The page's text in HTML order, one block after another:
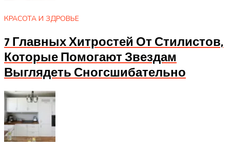
КРАСОТА И ЗДРОВЬЕ
7 Главных Хитростей От Стилистов,
Которые Помогают Звездам
Выглядеть Сногсшибательно